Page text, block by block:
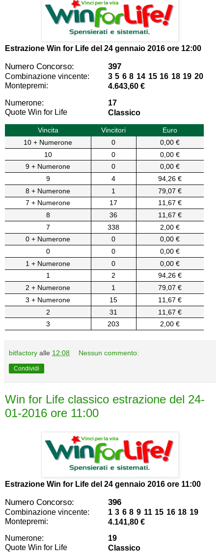
Estrazione Win for Life del 24 gennaio 2016 ore 12:00
Numero Concorso: 397
Combinazione vincente:
3 5 6 8 14 15 16 18 19 20
Montepremi:
4.643,60 €
Numerone:
17
Quote Win for Life
Classico
Vincita Vincitori
Euro
10 + Numerone
0
0,00 €
10
0
0,00 €
9 + Numerone
0
0,00 €
9
4
94,26 €
8 + Numerone
1
79,07 €
7 + Numerone
17
11,67 €
8
36
11,67 €
7
338
2,00 €
0 + Numerone
0
0,00 €
0
0
0,00 €
1 + Numerone
0
0,00 €
1
2
94,26 €
2 + Numerone
1
79,07 €
3 + Numerone
15
11,67 €
2
31
11,67 €
3
203 2,00 €
bitfactory alle 12:08 Nessun commento:
Condividi
Win for Life classico estrazione del 24-
01-2016 ore 11:00
Estrazione Win for Life del 24 gennaio 2016 ore 11:00
Numero Concorso: 396
Combinazione vincente:
1 3 6 8 9 11 15 16 18 19
Montepremi:
4.141,80 €
Numerone:
19
Quote Win for Life
Classico